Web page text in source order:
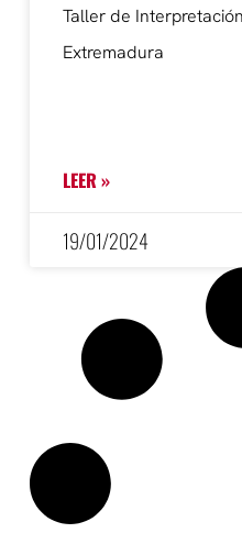
Taller de
Extremadura
LEER »
19/01/2024